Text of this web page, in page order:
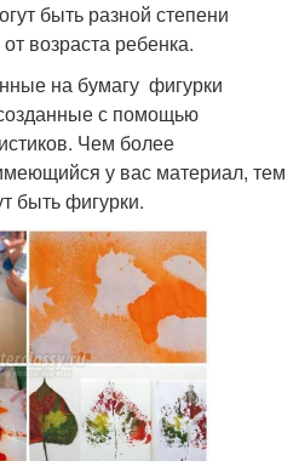
быть разной степени
возраста ребенка.
на бумагу фигурки
с помощью
Чем более
у вас материал, тем
быть фигурки.